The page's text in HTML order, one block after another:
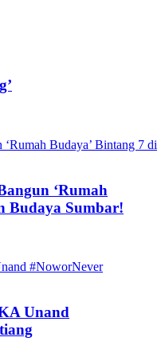
‘Rumah
Budaya Sumbar!
Unand